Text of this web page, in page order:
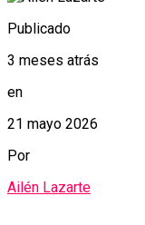
Publicado
3 meses atrás
en
21 mayo 2026
Por
Ailén Lazarte